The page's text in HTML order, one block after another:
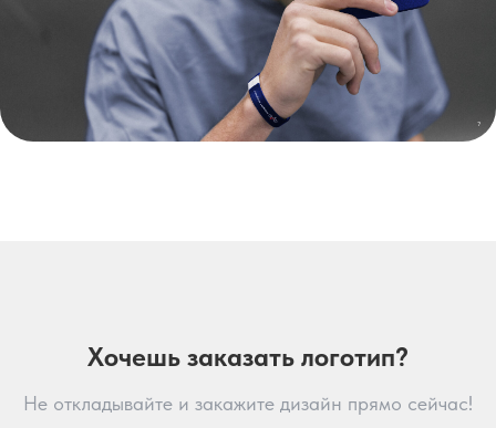
Хочешь заказать логотип?
Не откладывайте и закажите дизайн прямо сейчас!